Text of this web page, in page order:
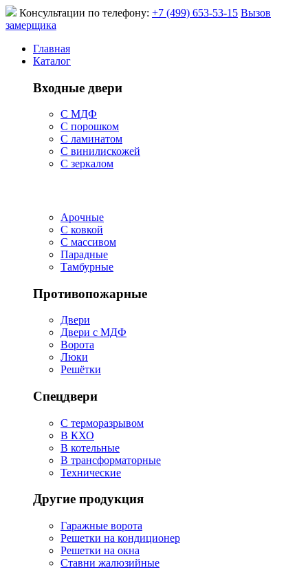
Консультации по телефону: +7 (499) 653-53-15 Вызов
замерщика
Главная
Каталог
Входные двери
С МДФ
С порошком
С ламинатом
С винилискожей
С зеркалом
Арочные
С ковкой
С массивом
Парадные
Тамбурные
Противопожарные
Двери
Двери с МДФ
Ворота
Люки
Решётки
Спецдвери
С терморазрывом
В КХО
В котельные
В трансформаторные
Технические
Другие продукция
Гаражные ворота
Решетки на кондиционер
Решетки на окна
Ставни жалюзийные